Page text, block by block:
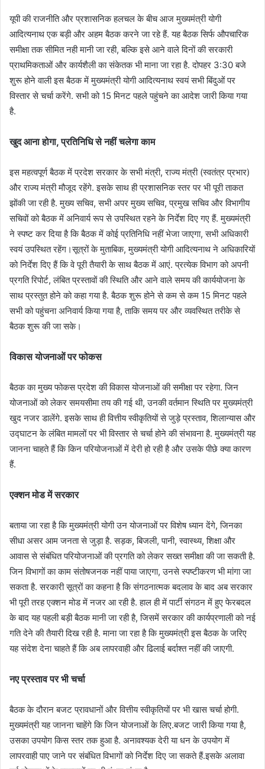
यूपी की राजनीति और प्रशासनिक हलचल के बीच आज मुख्यमंत्री योगी
आदित्यनाथ एक बड़ी और अहम बैठक करने जा रहे हैं. यह बैठक सिर्फ औपचारिक
समीक्षा तक सीमित नही मानी जा रही, बल्कि इसे आने वाले दिनों की सरकारी
प्राथमिकताओं और कार्यशैली का संकेतक भी माना जा रहा है. दोपहर 3:30 बजे
शुरू होने वाली इस बैठक में मुख्यमंत्री योगी आदित्यनाथ स्वयं सभी बिंदुओं पर
विस्तार से चर्चा करेंगे. सभी को 15 मिनट पहले पहुंचने का आदेश जारी किया गया
है.
खुद आना होगा, प्रतिनिधि से नहीं चलेगा काम
इस महत्वपूर्ण बैठक में प्रदेश सरकार के सभी मंत्री, राज्य मंत्री (स्वतंत्र प्रभार)
और राज्य मंत्री मौजूद रहेंगे. इसके साथ ही प्रशासनिक स्तर पर भी पूरी ताकत
झोंकी जा रही है. मुख्य सचिव, सभी अपर मुख्य सचिव, प्रमुख सचिव और विभागीय
सचिवों को बैठक में अनिवार्य रूप से उपस्थित रहने के निर्देश दिए गए हैं. मुख्यमंत्री
ने स्पष्ट कर दिया है कि बैठक में कोई प्रतिनिधि नहीं भेजा जाएगा, सभी अधिकारी
स्वयं उपस्थित रहेंग।सूत्रों के मुताबिक, मुख्यमंत्री योगी आदित्यनाथ ने अधिकारियों
को निर्देश दिए हैं कि वे पूरी तैयारी के साथ बैठक में आएं. प्रत्येक विभाग को अपनी
प्रगति रिपोर्ट, लंबित प्रस्तावों की स्थिति और आने वाले समय की कार्ययोजना के
साथ प्रस्तुत होने को कहा गया है. बैठक शुरू होने से कम से कम 15 मिनट पहले
सभी को पहुंचना अनिवार्य किया गया है, ताकि समय पर और व्यवस्थित तरीके से
बैठक शुरू की जा सके।
विकास योजनाओं पर फोकस
बैठक का मुख्य फोकस प्रदेश की विकास योजनाओं की समीक्षा पर रहेगा. जिन
योजनाओं को लेकर समयसीमा तय की गई थी, उनकी वर्तमान स्थिति पर मुख्यमंत्री
खुद नजर डालेंगे. इसके साथ ही वित्तीय स्वीकृतियों से जुड़े प्रस्ताव, शिलान्यास और
उद्घाटन के लंबित मामलों पर भी विस्तार से चर्चा होने की संभावना है. मुख्यमंत्री यह
जानना चाहते हैं कि किन परियोजनाओं में देरी हो रही है और उसके पीछे क्या कारण
हैं.
एक्शन मोड में सरकार
बताया जा रहा है कि मुख्यमंत्री योगी उन योजनाओं पर विशेष ध्यान देंगे, जिनका
सीधा असर आम जनता से जुड़ा है. सड़क, बिजली, पानी, स्वास्थ्य, शिक्षा और
आवास से संबंधित परियोजनाओं की प्रगति को लेकर सख्त समीक्षा की जा सकती है.
जिन विभागों का काम संतोषजनक नहीं पाया जाएगा, उनसे स्पष्टीकरण भी मांगा जा
सकता है. सरकारी सूत्रों का कहना है कि संगठनात्मक बदलाव के बाद अब सरकार
भी पूरी तरह एक्शन मोड में नजर आ रही है. हाल ही में पार्टी संगठन में हुए फेरबदल
के बाद यह पहली बड़ी बैठक मानी जा रही है, जिसमें सरकार की कार्यप्रणाली को नई
गति देने की तैयारी दिख रही है. माना जा रहा है कि मुख्यमंत्री इस बैठक के जरिए
यह संदेश देना चाहते हैं कि अब लापरवाही और ढिलाई बर्दाश्त नहीं की जाएगी.
नए प्रस्ताव पर भी चर्चा
बैठक के दौरान बजट प्रावधानों और वित्तीय स्वीकृतियों पर भी खास चर्चा होगी.
मुख्यमंत्री यह जानना चाहेंगे कि जिन योजनाओं के लिए.बजट जारी किया गया है,
उसका उपयोग किस स्तर तक हुआ है. अनावश्यक देरी या धन के उपयोग में
लापरवाही पाए जाने पर संबंधित विभागों को निर्देश दिए जा सकते हैं.इसके अलावा